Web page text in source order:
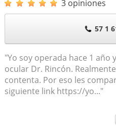
3 opiniones
57 1
"Yo soy operada hace 1 año
ocular Dr. Rincón.
contenta. Por eso les
siguiente link https://yo..."